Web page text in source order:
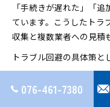
「手続きが遅れた」「
ています。こうしたトラ
収集と複数業者への見積
トラブル回避の具体策と
追加費用（名義変更
076-461-7380